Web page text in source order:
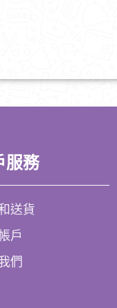
服務
送貨
戶
們